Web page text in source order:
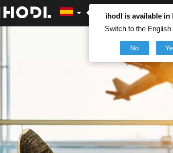
ihodl is available in
Switch to the
No
Artículos